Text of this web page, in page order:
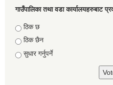
गाउँपालिका तथा वडा कार्यालयहरुबाट
Choices
ठिक छ
ठिक छैन
सुधार गर्नुपर्ने